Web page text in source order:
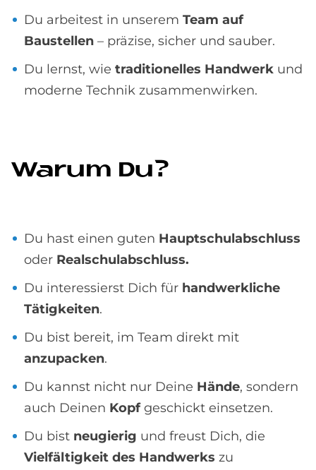
Du arbeitest in unserem Team auf
Baustellen – präzise, sicher und sauber.
Du lernst, wie traditionelles Handwerk und
moderne Technik zusammenwirken.
Wa­rum Du?
Du hast einen guten Hauptschulabschluss
oder Realschulabschluss.
Du interessierst Dich für handwerkliche
Tätigkeiten.
Du bist bereit, im Team direkt mit
anzupacken.
Du kannst nicht nur Deine Hände, sondern
auch Deinen Kopfgeschickt einsetzen.
Du bist neugierig und freust Dich, die
Vielfältigkeit des Handwerks zu